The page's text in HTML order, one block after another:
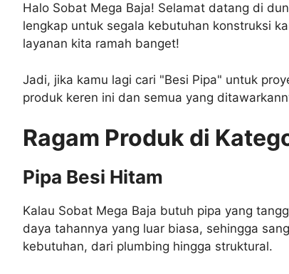
Halo Sobat Mega Baja! Selamat datang di
lengkap untuk segala kebutuhan konstruksi
layanan kita ramah banget!
Jadi, jika kamu lagi cari "Besi Pipa" untuk
produk keren ini dan semua yang
Ragam Produk di
Pipa Besi Hitam
Kalau Sobat Mega Baja butuh pipa yang
daya tahannya yang luar biasa, sehingga
kebutuhan, dari plumbing hingga struktural.